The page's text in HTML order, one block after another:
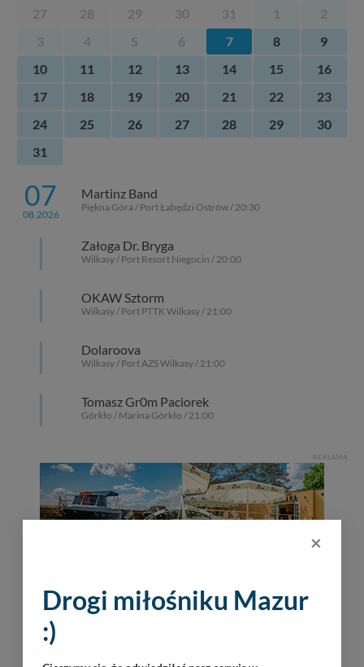
27 28 29 30 31 1
2
3
4 5 6 7 8
9
10
11 12 13 14 15
16
17
18 19 20 21 22
23
24
25 26 27 28 29
30
31
07
08.2026
Martinz Band
Piękna Góra / Port Łabędzi Ostrów / 20:30
Załoga Dr. Bryga
Wilkasy / Port Resort Niegocin / 20:00
OKAW Sztorm
Wilkasy / Port PTTK Wilkasy / 21:00
Dolaroova
Wilkasy / Port AZS Wilkasy / 21:00
Tomasz Gr0m Paciorek
Górkło / Marina Górkło / 21:00
REKLAMA
×
Drogi miłośniku Mazur
:)